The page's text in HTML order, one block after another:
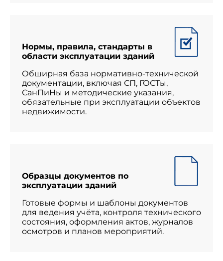
Нормы, правила, стандарты в
области эксплуатации зданий
Обширная база нормативно-технической
документации, включая СП, ГОСТы,
СанПиНы и методические указания,
обязательные при эксплуатации объектов
недвижимости.
Образцы документов по
эксплуатации зданий
Готовые формы и шаблоны документов
для ведения учёта, контроля технического
состояния, оформления актов, журналов
осмотров и планов мероприятий.